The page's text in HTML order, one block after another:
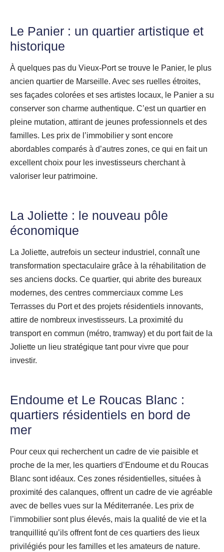
Le Panier : un quartier artistique et
historique
À quelques pas du Vieux-Port se trouve le Panier, le plus
ancien quartier de Marseille. Avec ses ruelles étroites,
ses façades colorées et ses artistes locaux, le Panier a su
conserver son charme authentique. C’est un quartier en
pleine mutation, attirant de jeunes professionnels et des
familles. Les prix de l’immobilier y sont encore
abordables comparés à d’autres zones, ce qui en fait un
excellent choix pour les investisseurs cherchant à
valoriser leur patrimoine.
La Joliette : le nouveau pôle
économique
La Joliette, autrefois un secteur industriel, connaît une
transformation spectaculaire grâce à la réhabilitation de
ses anciens docks. Ce quartier, qui abrite des bureaux
modernes, des centres commerciaux comme Les
Terrasses du Port et des projets résidentiels innovants,
attire de nombreux investisseurs. La proximité du
transport en commun (métro, tramway) et du port fait de la
Joliette un lieu stratégique tant pour vivre que pour
investir.
Endoume et Le Roucas Blanc :
quartiers résidentiels en bord de
mer
Pour ceux qui recherchent un cadre de vie paisible et
proche de la mer, les quartiers d’Endoume et du Roucas
Blanc sont idéaux. Ces zones résidentielles, situées à
proximité des calanques, offrent un cadre de vie agréable
avec de belles vues sur la Méditerranée. Les prix de
l’immobilier sont plus élevés, mais la qualité de vie et la
tranquillité qu’ils offrent font de ces quartiers des lieux
privilégiés pour les familles et les amateurs de nature.